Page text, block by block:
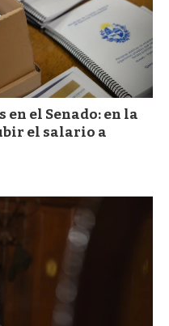
el Senado: en la
el salario a